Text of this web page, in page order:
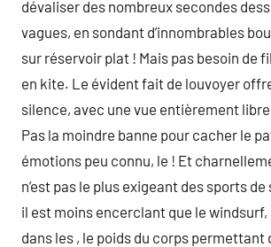
dévaliser des nombreux secondes
vagues, en sondant d’innombrables
sur réservoir plat ! Mais pas besoin de
en kite. Le évident fait de louvoyer
silence, avec une vue entièrement
Pas la moindre banne pour cacher le
émotions peu connu, le ! Et
n’est pas le plus exigeant des sports
il est moins encerclant que le
dans les , le poids du corps permettant